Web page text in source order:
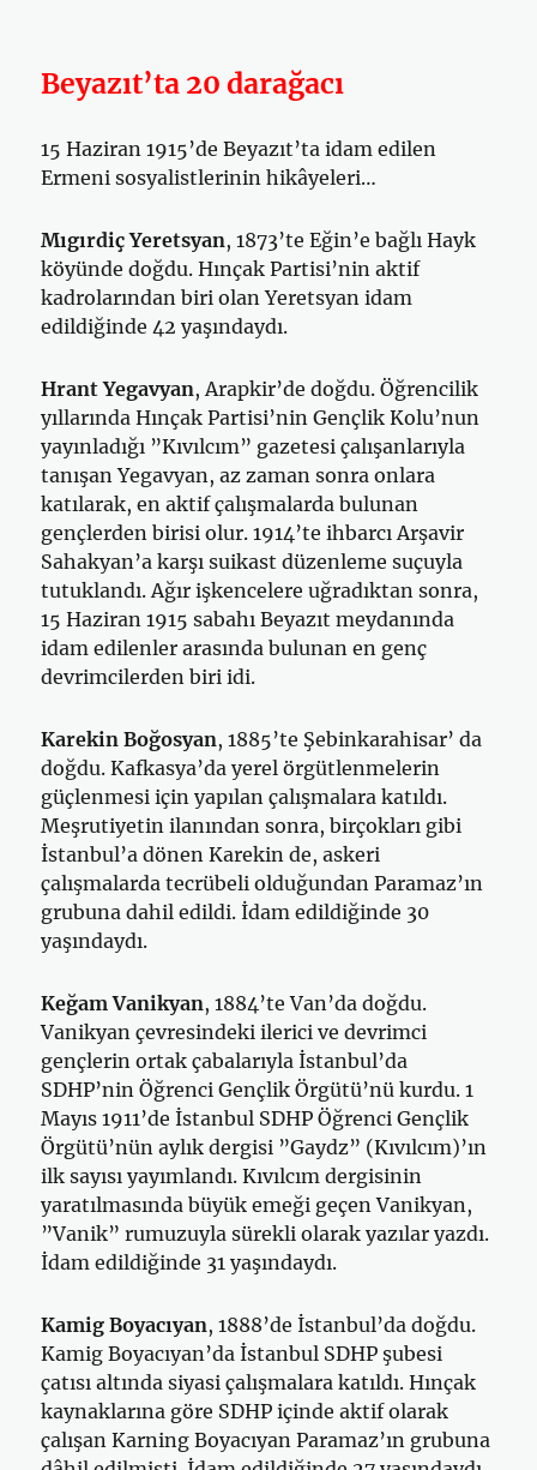
Beyazıt’ta 20 darağacı
15 Haziran 1915’de Beyazıt’ta idam edilen
Ermeni sosyalistlerinin hikâyeleri…
Mıgırdiç Yeretsyan, 1873’te Eğin’e bağlı Hayk
köyünde doğdu. Hınçak Partisi’nin aktif
kadrolarından biri olan Yeretsyan idam
edildiğinde 42 yaşındaydı.
Hrant Yegavyan, Arapkir’de doğdu. Öğrencilik
yıllarında Hınçak Partisi’nin Gençlik Kolu’nun
yayınladığı ”Kıvılcım” gazetesi çalışanlarıyla
tanışan Yegavyan, az zaman sonra onlara
katılarak, en aktif çalışmalarda bulunan
gençlerden birisi olur. 1914’te ihbarcı Arşavir
Sahakyan’a karşı suikast düzenleme suçuyla
tutuklandı. Ağır işkencelere uğradıktan sonra,
15 Haziran 1915 sabahı Beyazıt meydanında
idam edilenler arasında bulunan en genç
devrimcilerden biri idi.
Karekin Boğosyan, 1885’te Şebinkarahisar’ da
doğdu. Kafkasya’da yerel örgütlenmelerin
güçlenmesi için yapılan çalışmalara katıldı.
Meşrutiyetin ilanından sonra, birçokları gibi
İstanbul’a dönen Karekin de, askeri
çalışmalarda tecrübeli olduğundan Paramaz’ın
grubuna dahil edildi. İdam edildiğinde 30
yaşındaydı.
Keğam Vanikyan, 1884’te Van’da doğdu.
Vanikyan çevresindeki ilerici ve devrimci
gençlerin ortak çabalarıyla İstanbul’da
SDHP’nin Öğrenci Gençlik Örgütü’nü kurdu. 1
Mayıs 1911’de İstanbul SDHP Öğrenci Gençlik
Örgütü’nün aylık dergisi ”Gaydz” (Kıvılcım)’ın
ilk sayısı yayımlandı. Kıvılcım dergisinin
yaratılmasında büyük emeği geçen Vanikyan,
”Vanik” rumuzuyla sürekli olarak yazılar yazdı.
İdam edildiğinde 31 yaşındaydı.
Kamig Boyacıyan, 1888’de İstanbul’da doğdu.
Kamig Boyacıyan’da İstanbul SDHP şubesi
çatısı altında siyasi çalışmalara katıldı. Hınçak
kaynaklarına göre SDHP içinde aktif olarak
çalışan Karning Boyacıyan Paramaz’ın grubuna